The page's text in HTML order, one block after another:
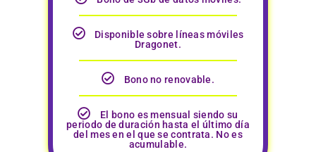
Disponible sobre líneas móviles
Dragonet.
Bono no renovable.
El bono es mensual siendo su
periodo de duración hasta el último día
del mes en el que se contrata. No es
acumulable.